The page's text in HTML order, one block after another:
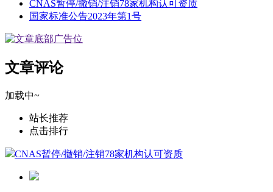
CNAS暂停/撤销/注销78家机构认可资质
国家标准公告2023年第1号
文章评论
加载中~
站长推荐
点击排行
CNAS暂停/撤销/注销78家机构认可资质